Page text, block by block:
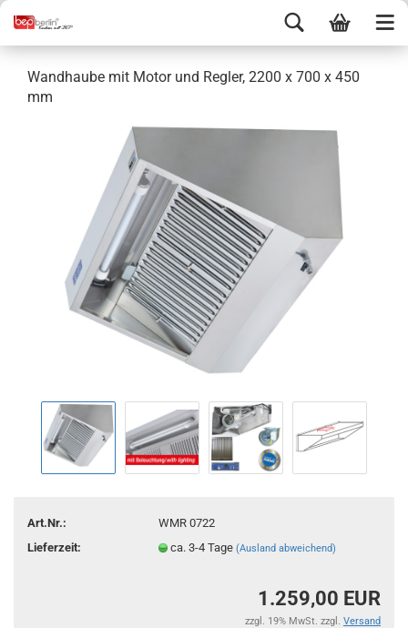
Wandhaube mit Motor und Regler, 2200 x 700 x 450
mm
Art.Nr.:
WMR 0722
Lieferzeit:
ca. 3-4 Tage(Ausland abweichend)
1.259,00 EUR
zzgl. 19% MwSt. zzgl. Versand